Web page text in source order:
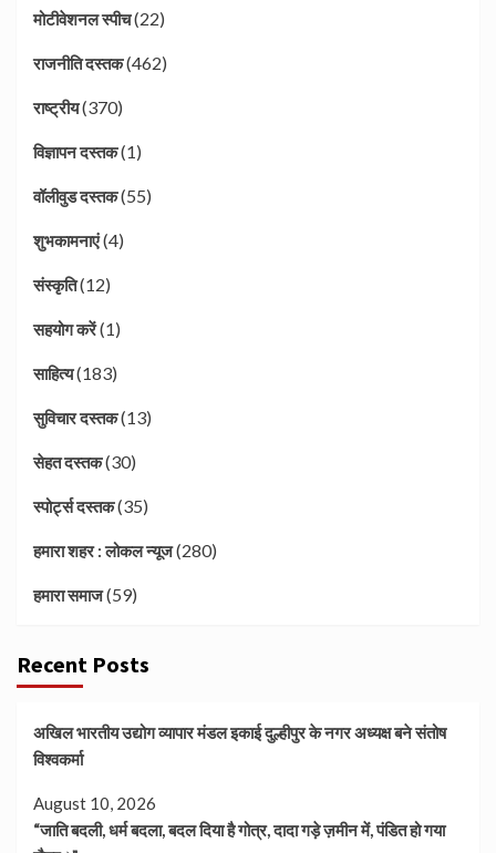
मोटीवेशनल स्पीच(22)
राजनीति दस्तक(462)
राष्ट्रीय(370)
विज्ञापन दस्तक(1)
वॉलीवुड दस्तक(55)
शुभकामनाएं(4)
संस्कृति(12)
सहयोग करें(1)
साहित्य(183)
सुविचार दस्तक(13)
सेहत दस्तक(30)
स्पोर्ट्स दस्तक(35)
हमारा शहर : लोकल न्यूज(280)
हमारा समाज(59)
Recent Posts
अखिल भारतीय उद्योग व्यापार मंडल इकाई दुल्हीपुर के नगर अध्यक्ष बने संतोष
विश्वकर्मा
August 10, 2026
“जाति बदली, धर्म बदला, बदल दिया है गोत्र, दादा गड़े ज़मीन में, पंडित हो गया